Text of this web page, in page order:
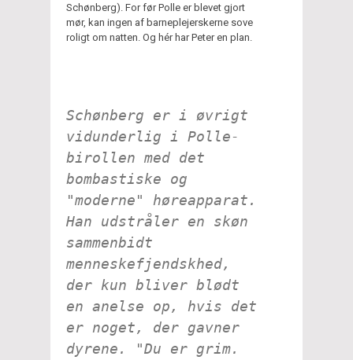
Schønberg). For før Polle er blevet gjort
mør, kan ingen af barneplejerskerne sove
roligt om natten. Og hér har Peter en plan.
Schønberg er i øvrigt
vidunderlig i Polle-
birollen med det
bombastiske og
"moderne" høreapparat.
Han udstråler en skøn
sammenbidt
menneskefjendskhed,
der kun bliver blødt
en anelse op, hvis det
er noget, der gavner
dyrene. "Du er grim.